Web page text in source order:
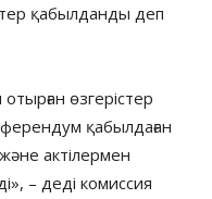
қабылданды деп
өзгерістер
қабылдаған
актілермен
– деді комиссия